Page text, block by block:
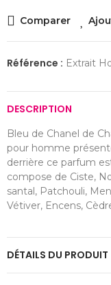
Comparer
Référence : Extrait
DESCRIPTION
Bleu de Chanel de
pour homme
derrière ce parfum
compose de Ciste,
santal, Patchouli,
Vétiver, Encens,
DÉTAILS DU PRODUIT